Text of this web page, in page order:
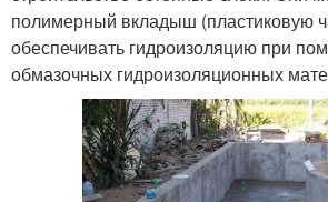
полимерный вкладыш (пластиковую
обеспечивать гидроизоляцию при
обмазочных гидроизоляционных